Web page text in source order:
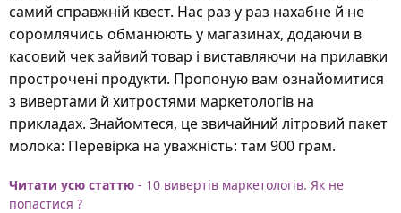
самий справжній квест. Нас раз у раз нахабне й не
соромлячись обманюють у магазинах, додаючи в
касовий чек зайвий товар і виставляючи на прилавки
прострочені продукти. Пропоную вам ознайомитися
з вивертами й хитростями маркетологів на
прикладах. Знайомтеся, це звичайний літровий пакет
молока: Перевірка на уважність: там 900 грам.
Читати усю статтю - 10 вивертів маркетологів. Як не
попастися ?